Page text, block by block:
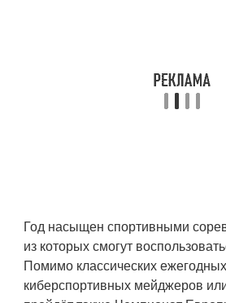
Год насыщен спортивными
из которых смогут
Помимо классических
киберспортивных мейджеров